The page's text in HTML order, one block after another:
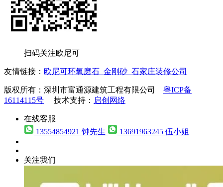
扫码关注欧尼可
友情链接： 欧尼可环氧磨石 金刚砂 石家庄装修公司
版权所有：深圳市富通源建筑工程有限公司 粤ICP备
16114115号 技术支持： 启创网络
在线客服
13554854921 钟先生
13691963245 伍小姐
关注我们